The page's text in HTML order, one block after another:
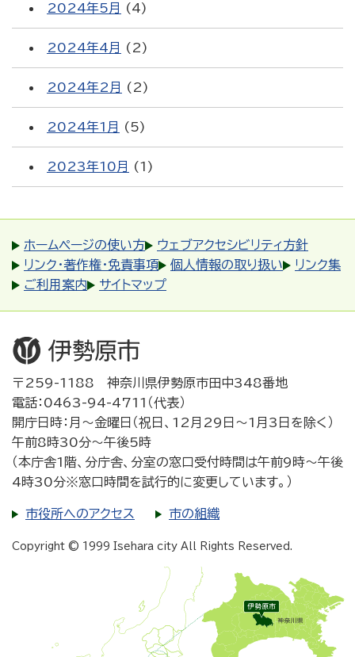
2024年5月 (4)
2024年4月 (2)
2024年2月 (2)
2024年1月 (5)
2023年10月 (1)
ホームページの使い方
ウェブアクセシビリティ方針
リンク・著作権・免責事項
個人情報の取り扱い
リンク集
ご利用案内
サイトマップ
〒259-1188 神奈川県伊勢原市田中348番地
電話：0463-94-4711（代表）
開庁日時：月～金曜日（祝日、12月29日～1月3日を除く）
午前8時30分～午後5時
（本庁舎1階、分庁舎、分室の窓口受付時間は午前9時～午後
4時30分※窓口時間を試行的に変更しています。）
市役所へのアクセス 市の組織
Copyright © 1999 Isehara city All Rights Reserved.